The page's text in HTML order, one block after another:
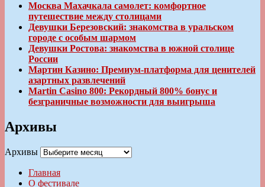
Москва Махачкала самолет: комфортное
путешествие между столицами
Девушки Березовский: знакомства в уральском
городе с особым шармом
Девушки Ростова: знакомства в южной столице
России
Мартин Казино: Премиум-платформа для ценителей
азартных развлечений
Martin Casino 800: Рекордный 800% бонус и
безграничные возможности для выигрыша
Архивы
Архивы
Главная
О фестивале